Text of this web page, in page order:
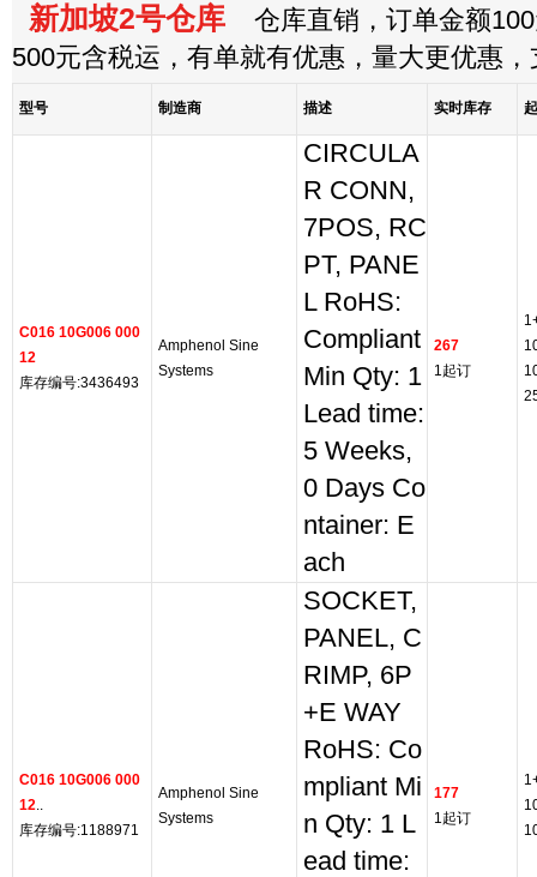
新加坡2号仓库 仓库直销，订单金额
500元含税运，有单就有优惠，量大更优惠
型号 制造商 描述 实时库存
C016 10G006 000
12
库存编号:3436493
Amphenol Sine
Systems
CIRCULA
R CONN,
7POS, RC
PT, PANE
L RoHS:
Compliant
Min Qty: 1
Lead time:
5 Weeks,
0 Days Co
ntainer: E
ach
267
1起订
C016 10G006 000
12..
库存编号:1188971
Amphenol Sine
Systems
SOCKET,
PANEL, C
RIMP, 6P
+E WAY
RoHS: Co
mpliant Mi
n Qty: 1 L
ead time:
177
1起订